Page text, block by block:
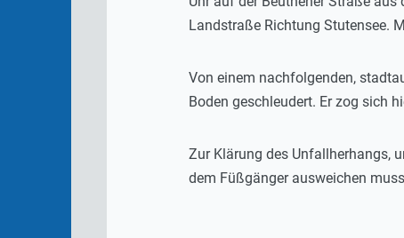
Landstraße Richtung Stutensee.
Von einem nachfolgenden,
Boden geschleudert. Er zog sich
Zur Klärung des Unfallherhangs,
dem Füßgänger ausweichen